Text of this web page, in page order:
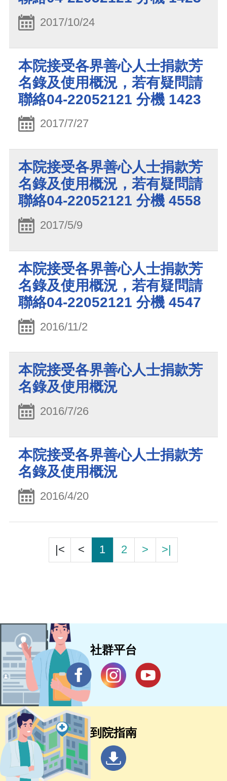
2017/10/24
本院接受各界善心人士捐款芳
名錄及使用概況，若有疑問請
聯絡04-22052121 分機 1423
2017/7/27
本院接受各界善心人士捐款芳
名錄及使用概況，若有疑問請
聯絡04-22052121 分機 4558
2017/5/9
本院接受各界善心人士捐款芳
名錄及使用概況，若有疑問請
聯絡04-22052121 分機 4547
2016/11/2
本院接受各界善心人士捐款芳
名錄及使用概況
2016/7/26
本院接受各界善心人士捐款芳
名錄及使用概況
2016/4/20
|< < 1 2 > >|
社群平台
到院指南